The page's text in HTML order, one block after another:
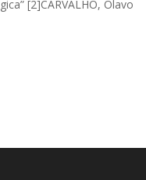
[2]CARVALHO, Olavo